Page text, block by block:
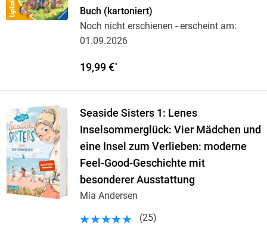
Buch (kartoniert)
Noch nicht erschienen - erscheint am:
01.09.2026
19,99 €*
Seaside Sisters 1: Lenes
Inselsommerglück: Vier Mädchen und
eine Insel zum Verlieben: moderne
Feel-Good-Geschichte mit
besonderer Ausstattung
Mia Andersen
(25)